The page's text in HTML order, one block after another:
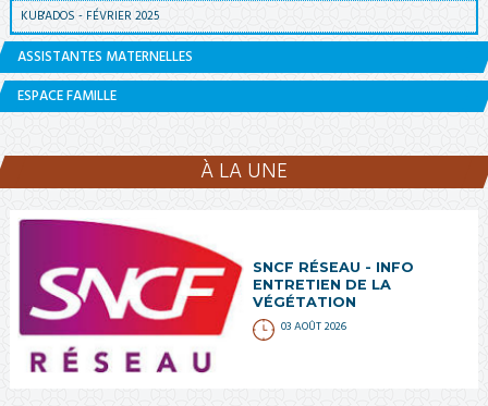
KUB'ADOS - FÉVRIER 2025
ASSISTANTES MATERNELLES
ESPACE FAMILLE
À LA UNE
SNCF RÉSEAU - INFO
ENTRETIEN DE LA
VÉGÉTATION
03 AOÛT 2026